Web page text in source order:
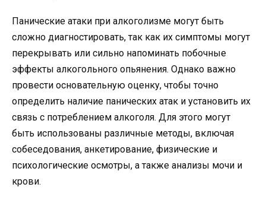
Панические атаки при алкоголизме могут быть
сложно диагностировать, так как их симптомы могут
перекрывать или сильно напоминать побочные
эффекты алкогольного опьянения. Однако важно
провести основательную оценку, чтобы точно
определить наличие панических атак и установить их
связь с потреблением алкоголя. Для этого могут
быть использованы различные методы, включая
собеседования, анкетирование, физические и
психологические осмотры, а также анализы мочи и
крови.